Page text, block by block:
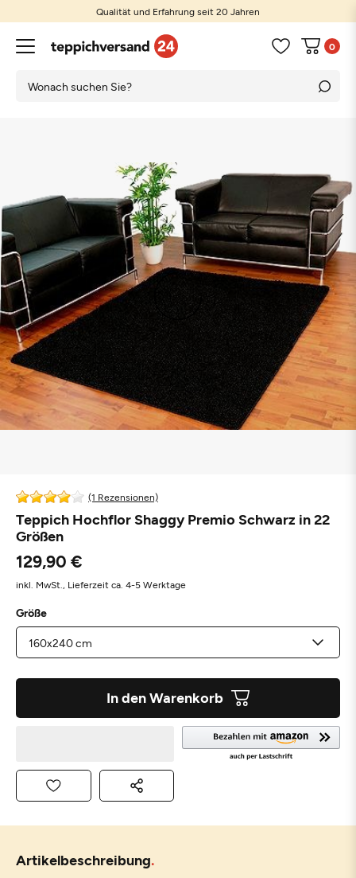
Qualität und Erfahrung seit 20 Jahren
0
(1 Rezensionen)
Teppich Hochflor Shaggy Premio Schwarz in 22
Größen
129,90 €
inkl. MwSt., Lieferzeit ca. 4-5 Werktage
Größe
In den Warenkorb
Artikelbeschreibung